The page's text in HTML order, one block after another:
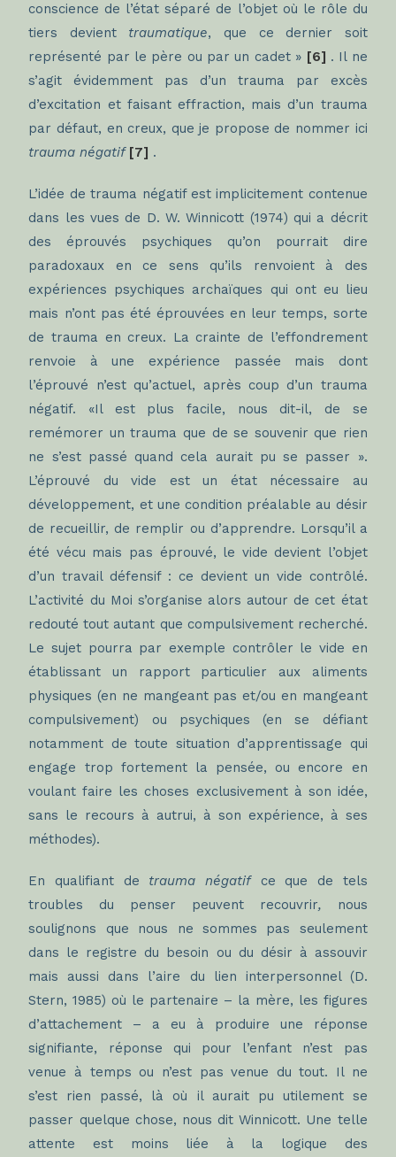
conscience de l’état séparé de l’objet où le rôle du
tiers devient traumatique, que ce dernier soit
représenté par le père ou par un cadet » [6] . Il ne
s’agit évidemment pas d’un trauma par excès
d’excitation et faisant effraction, mais d’un trauma
par défaut, en creux, que je propose de nommer ici
trauma négatif [7] .
L’idée de trauma négatif est implicitement contenue
dans les vues de D. W. Winnicott (1974) qui a décrit
des éprouvés psychiques qu’on pourrait dire
paradoxaux en ce sens qu’ils renvoient à des
expériences psychiques archaïques qui ont eu lieu
mais n’ont pas été éprouvées en leur temps, sorte
de trauma en creux. La crainte de l’effondrement
renvoie à une expérience passée mais dont
l’éprouvé n’est qu’actuel, après coup d’un trauma
négatif. «Il est plus facile, nous dit-il, de se
remémorer un trauma que de se souvenir que rien
ne s’est passé quand cela aurait pu se passer ».
L’éprouvé du vide est un état nécessaire au
développement, et une condition préalable au désir
de recueillir, de remplir ou d’apprendre. Lorsqu’il a
été vécu mais pas éprouvé, le vide devient l’objet
d’un travail défensif : ce devient un vide contrôlé.
L’activité du Moi s’organise alors autour de cet état
redouté tout autant que compulsivement recherché.
Le sujet pourra par exemple contrôler le vide en
établissant un rapport particulier aux aliments
physiques (en ne mangeant pas et/ou en mangeant
compulsivement) ou psychiques (en se défiant
notamment de toute situation d’apprentissage qui
engage trop fortement la pensée, ou encore en
voulant faire les choses exclusivement à son idée,
sans le recours à autrui, à son expérience, à ses
méthodes).
En qualifiant de trauma négatifce que de tels
troubles du penser peuvent recouvrir, nous
soulignons que nous ne sommes pas seulement
dans le registre du besoin ou du désir à assouvir
mais aussi dans l’aire du lien interpersonnel (D.
Stern, 1985) où le partenaire – la mère, les figures
d’attachement – a eu à produire une réponse
signifiante, réponse qui pour l’enfant n’est pas
venue à temps ou n’est pas venue du tout. Il ne
s’est rien passé, là où il aurait pu utilement se
passer quelque chose, nous dit Winnicott. Une telle
attente est moins liée à la logique des